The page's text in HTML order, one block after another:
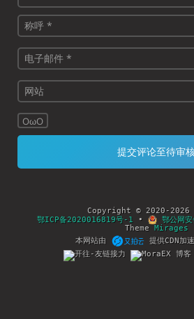
OωO
Copyright © 2020-2026
鄂ICP备2020016819号-1 •
鄂公网安
Theme Mirages
本网站由
提供CDN加